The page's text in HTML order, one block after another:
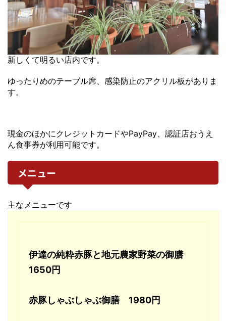
新しくて明るい店内です。
ゆったりめのテーブル席、感染防止のアクリル板がありま
す。
現金のほかにクレジットカードやPayPay、認証店おうえ
ん食事券が利用可能です。
メニュー
主なメニューです
伊達の純粋赤豚と地元農家野菜の御膳
1650円
赤豚しゃぶしゃぶ御膳 1980円